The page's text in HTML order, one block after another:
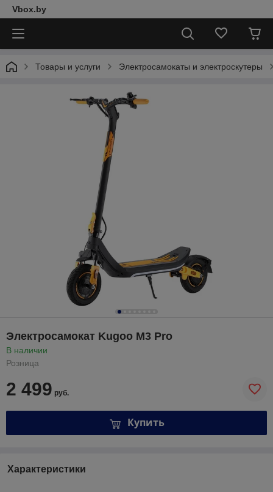
Vbox.by
Товары и услуги Электросамокаты и электроскутеры
Электросамокат Kugoo M3 Pro
В наличии
Розница
2 499 руб.
Купить
Характеристики